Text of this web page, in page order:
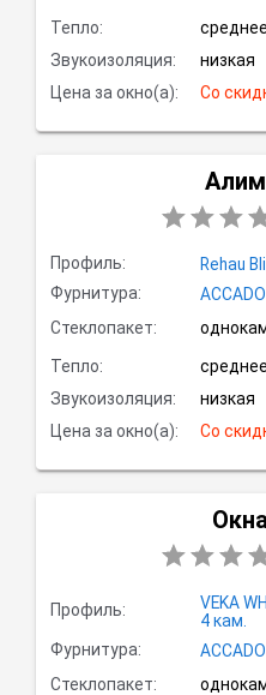
Тепло:
среднее
Звукоизоляция:
низкая
Цена за окно(а):
Со
Профиль: Rehau
Фурнитура:
ACCADO
Стеклопакет:
Тепло:
среднее
Звукоизоляция:
низкая
Цена за окно(а):
Со
Профиль: VEKA
4кам.
Фурнитура:
ACCADO
Стеклопакет: